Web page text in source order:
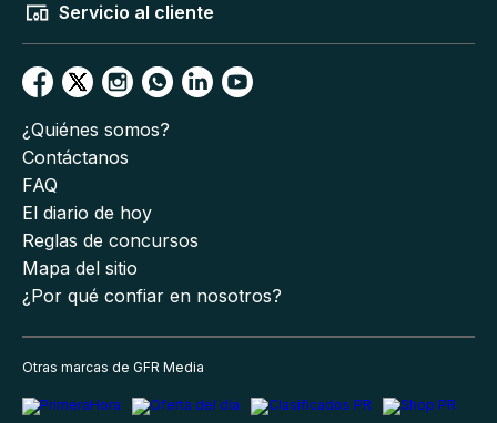
Servicio al cliente
¿Quiénes somos?
Contáctanos
FAQ
El diario de hoy
Reglas de concursos
Mapa del sitio
¿Por qué confiar en nosotros?
Otras marcas de GFR Media